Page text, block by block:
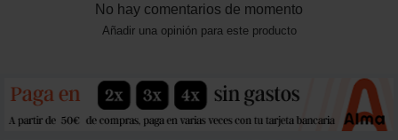
No hay comentarios de momento
Añadir una opinión para este producto